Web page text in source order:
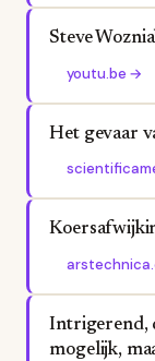
Steve
youtu.be →
Het gevaar
Intrigerend,
mogelijk,